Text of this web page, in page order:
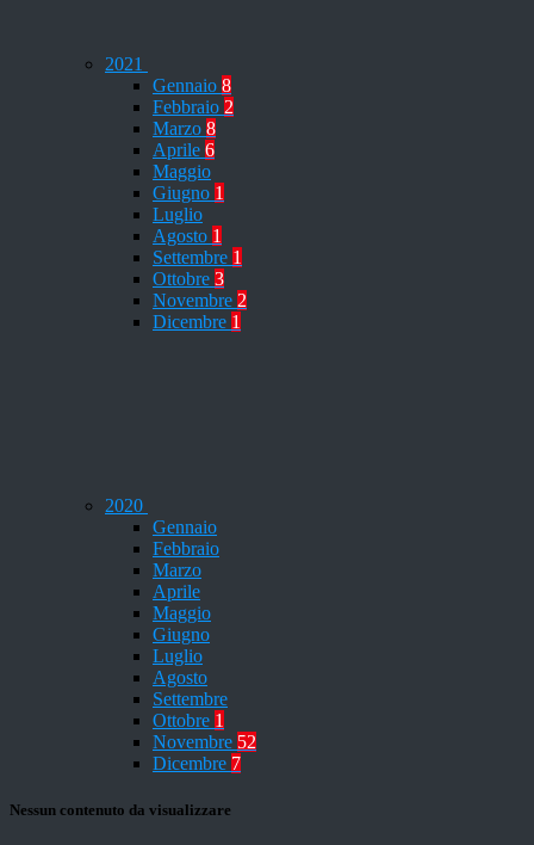
2021
Gennaio 8
Febbraio 2
Marzo 8
Aprile 6
Maggio
Giugno 1
Luglio
Agosto 1
Settembre 1
Ottobre 3
Novembre 2
Dicembre 1
2020
Gennaio
Febbraio
Marzo
Aprile
Maggio
Giugno
Luglio
Agosto
Settembre
Ottobre 1
Novembre 52
Dicembre 7
Nessun contenuto da visualizzare